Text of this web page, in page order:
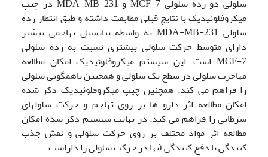
میکروفلوئیدیک با نتایج قبلی مطابقت داشته و طبق انتظار رده
سلولی MDA-MB-231 به واسطه پتانسیل تهاجمی بیشتر
دارای متوسط حرکت سلولی بیشتری نسبت به رده سلولی
MCF-7 است. این سیستم میکروفلوئیدیک امکان مطالعه
مهاجرت سلولی در سطح تک سلولی و همچنین ناهمگونی سلولی
را فراهم می کند. همچنین چیپ میکروفلوئیدیک ذکر شده
امکان مطالعه اثر دارو ها بر روی تهاجم و حرکت سلولهای
سرطانی را فراهم می کند. در نهایت سیستم ذکر شده امکان
مطالعه اثر مواد مختلف بر روی حرکت سلولی و نقش جذب
کنندگی یا دفع کنندگی آنها در حرکت سلولی را داراست.